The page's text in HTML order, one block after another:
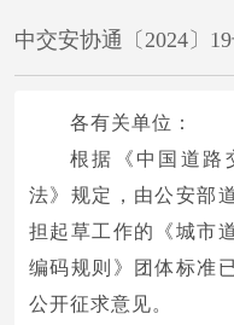
中交安协通〔2024〕
各有关单位：
根据《中国道路
法》规定，由公安部
担起草工作的《城市
编码规则》团体标准
公开征求意见。